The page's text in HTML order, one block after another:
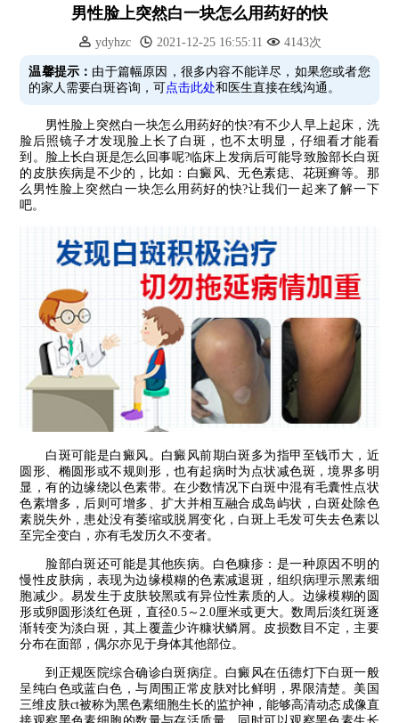
放寒假，祛白斑!7天唤醒黑色素!白斑强化诊疗进行中!
7天唤醒黑色素，寒假不留白 体面迎新年!
特邀原清华大学第一附属医院皮肤科主任28-29日来院会诊
预约从速!远大白转黑分享活动即将开幕!特邀北京专家来院坐诊!
恭贺伍德镜检查系统成功落户!暑期超强福利点击领取!
男性脸上突然白一块怎么用药好的快
ydyhzc 2021-12-25 16:55:11 4143次
温馨提示： 由于篇幅原因，很多内容不能详尽，如果您或者您
的家人需要白斑咨询，可点击此处和医生直接在线沟通。
男性脸上突然白一块怎么用药好的快?有不少人早上起床，洗
脸后照镜子才发现脸上长了白斑，也不太明显，仔细看才能看
到。脸上长白斑是怎么回事呢?临床上发病后可能导致脸部长白斑
的皮肤疾病是不少的，比如：白癜风、无色素痣、花斑癣等。那
么男性脸上突然白一块怎么用药好的快?让我们一起来了解一下
吧。
白斑可能是白癜风。白癜风前期白斑多为指甲至钱币大，近
圆形、椭圆形或不规则形，也有起病时为点状减色斑，境界多明
显，有的边缘绕以色素带。在少数情况下白斑中混有毛囊性点状
色素增多，后则可增多、扩大并相互融合成岛屿状，白斑处除色
素脱失外，患处没有萎缩或脱屑变化，白斑上毛发可失去色素以
至完全变白，亦有毛发历久不变者。
脸部白斑还可能是其他疾病。白色糠疹：是一种原因不明的
慢性皮肤病，表现为边缘模糊的色素减退斑，组织病理示黑素细
胞减少。易发生于皮肤较黑或有异位性素质的人。边缘模糊的圆
形或卵圆形淡红色斑，直径0.5～2.0厘米或更大。数周后淡红斑逐
渐转变为淡白斑，其上覆盖少许糠状鳞屑。皮损数目不定，主要
分布在面部，偶尔亦见于身体其他部位。
到正规医院综合确诊白斑病症。白癜风在伍德灯下白斑一般
呈纯白色或蓝白色，与周围正常皮肤对比鲜明，界限清楚。美国
三维皮肤ct被称为黑色素细胞生长的监护神，能够高清动态成像直